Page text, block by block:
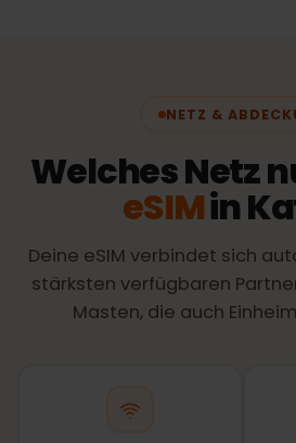
NETZ &
Welches Netz
eSIMin
Deine eSIM verbindet sich
stärksten verfügbaren
Masten, die auch